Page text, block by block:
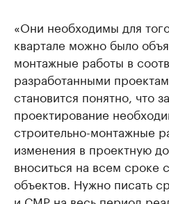
«Они необходимы для
квартале можно было
монтажные работы в
разработанными
становится понятно, что
проектирование
строительно-монтажные
изменения в проектную
вноситься на всем сроке
объектов. Нужно писать